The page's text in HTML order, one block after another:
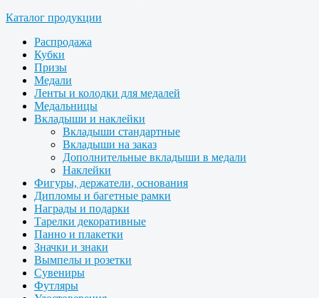
Каталог продукции
Распродажа
Кубки
Призы
Медали
Ленты и колодки для медалей
Медальницы
Вкладыши и наклейки
Вкладыши стандартные
Вкладыши на заказ
Дополнительные вкладыши в медали
Наклейки
Фигуры, держатели, основания
Дипломы и багетные рамки
Награды и подарки
Тарелки декоративные
Панно и плакетки
Значки и знаки
Вымпелы и розетки
Сувениры
Футляры